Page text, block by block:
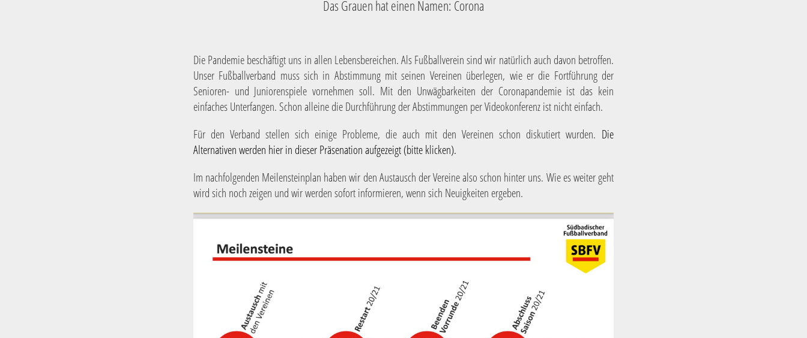
Das Grauen hat einen Namen: Corona
Die Pandemie beschäftigt uns in allen Lebensbereichen. Als Fußballverein sind wir natürlich auch davon betroffen.
Unser Fußballverband muss sich in Abstimmung mit seinen Vereinen überlegen, wie er die Fortführung der
Senioren- und Juniorenspiele vornehmen soll. Mit den Unwägbarkeiten der Coronapandemie ist das kein
einfaches Unterfangen. Schon alleine die Durchführung der Abstimmungen per Videokonferenz ist nicht einfach.
Für den Verband stellen sich einige Probleme, die auch mit den Vereinen schon diskutiert wurden. Die
Alternativen werden hier in dieser Präsenation aufgezeigt (bitte klicken).
Im nachfolgenden Meilensteinplan haben wir den Austausch der Vereine also schon hinter uns. Wie es weiter geht
wird sich noch zeigen und wir werden sofort informieren, wenn sich Neuigkeiten ergeben.